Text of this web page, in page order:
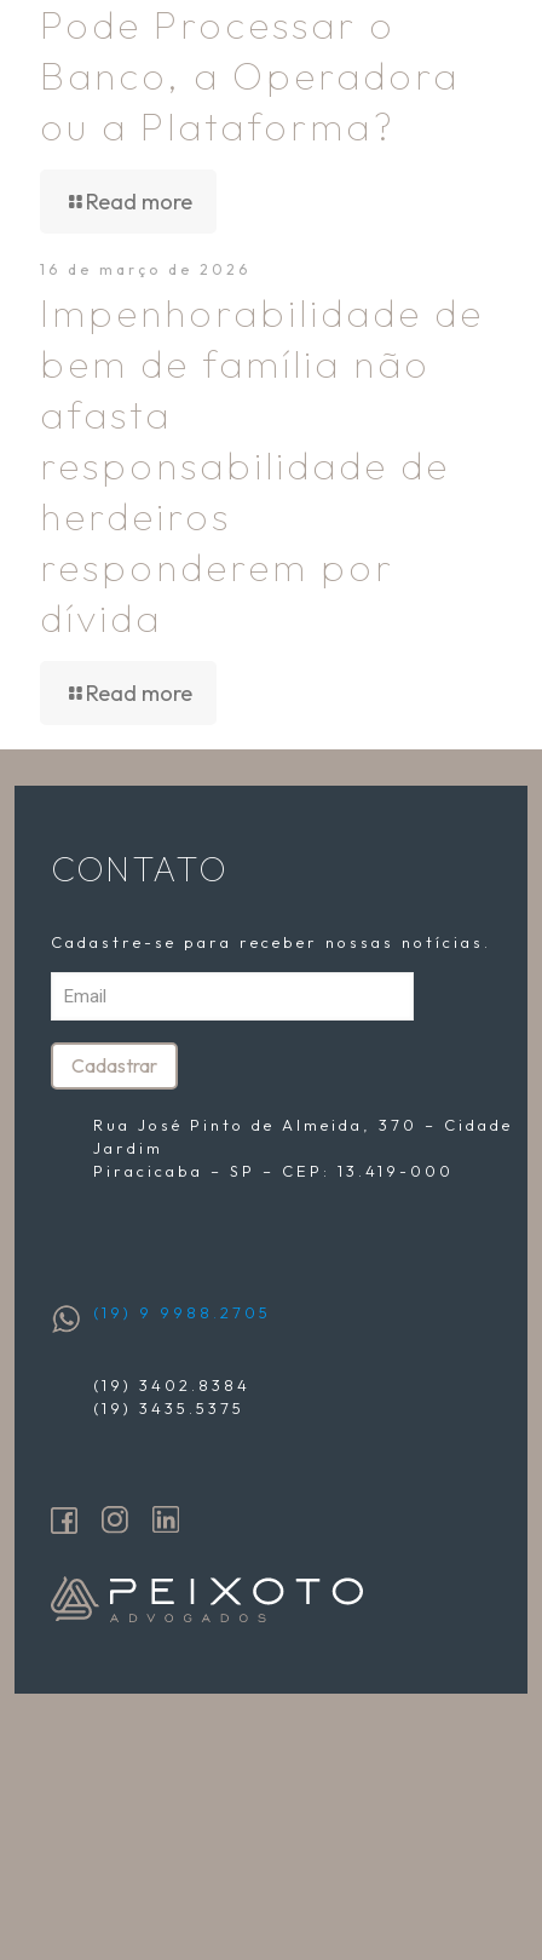
Pode Processar o
Banco, a Operadora
ou a Plataforma?
Read more
16 de março de 2026
Impenhorabilidade de
bem de família não
afasta
responsabilidade de
herdeiros
responderem por
dívida
Read more
CONTATO
Cadastre-se para receber nossas notícias.
Rua José Pinto de Almeida, 370 – Cidade
Jardim
Piracicaba – SP – CEP: 13.419-000
(19) 9 9988.2705
(19) 3402.8384
(19) 3435.5375